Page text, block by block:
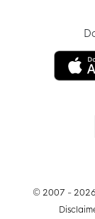
© 2007 -